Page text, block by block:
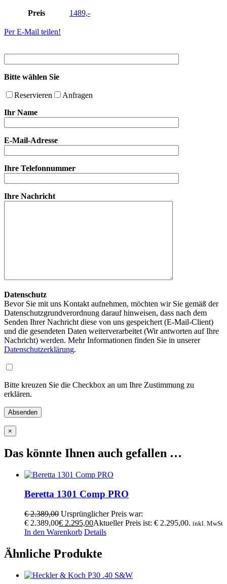
Preis 1489,-
Per E-Mail teilen!
Bitte wählen Sie
Reservieren
Anfragen
Ihr Name
E-Mail-Adresse
Ihre Telefonnummer
Ihre Nachricht
Datenschutz
Bevor Sie mit uns Kontakt aufnehmen, möchten wir Sie gemäß der
Datenschutzgrundverordnung darauf hinweisen, dass nach dem
Senden Ihrer Nachricht diese von uns gespeichert (E-Mail-Client)
und die gesendeten Daten weiterverarbeitet (Wir antworten auf Ihre
Nachricht) werden. Mehr Informationen finden Sie in unserer
Datenschutzerklärung.
Bitte kreuzen Sie die Checkbox an um Ihre Zustimmung zu
erklären.
×
Das könnte Ihnen auch gefallen …
Beretta 1301 Comp PRO
€2.389,00 Ursprünglicher Preis war:
€ 2.389,00€ 2.295,00Aktueller Preis ist: € 2.295,00. inkl. MwSt
In den Warenkorb Details
Ähnliche Produkte